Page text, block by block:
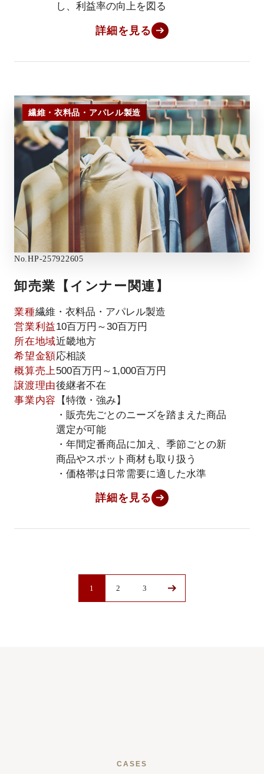
し、利益率の向上を図る
詳細を見る
繊維・衣料品・アパレル製造
No.HP-257922605
卸売業【インナー関連】
業種繊維・衣料品・アパレル製造
営業利益10百万円～30百万円
所在地域近畿地方
希望金額応相談
概算売上 500百万円～1,000百万円
譲渡理由後継者不在
事業内容
【特徴・強み】
・販売先ごとのニーズを踏まえた商品
選定が可能
・年間定番商品に加え、季節ごとの新
商品やスポット商材も取り扱う
・価格帯は日常需要に適した水準
詳細を見る
1 2 3
CASES